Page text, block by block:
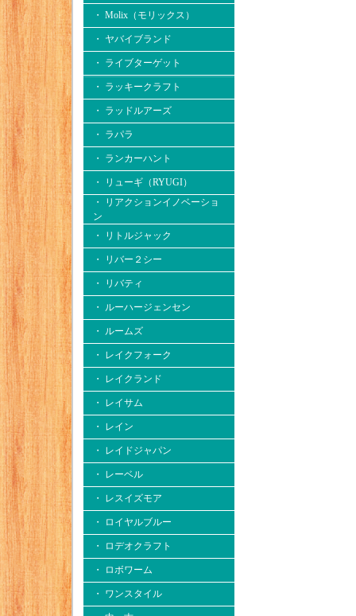
・ Molix（モリックス）
・ ヤバイブランド
・ ライブターゲット
・ ラッキークラフト
・ ラッドルアーズ
・ ラパラ
・ ランカーハント
・ リューギ（RYUGI）
・ リアクションイノベーショ
ン
・ リトルジャック
・ リバー２シー
・ リバティ
・ ルーハージェンセン
・ ルームズ
・ レイクフォーク
・ レイクランド
・ レイサム
・ レイン
・ レイドジャパン
・ レーベル
・ レスイズモア
・ ロイヤルブルー
・ ロデオクラフト
・ ロボワーム
・ ワンスタイル